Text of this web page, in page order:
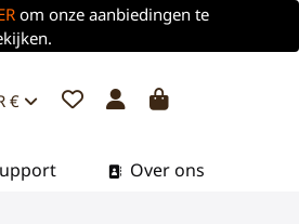
om onze aanbiedingen te
€
Over ons